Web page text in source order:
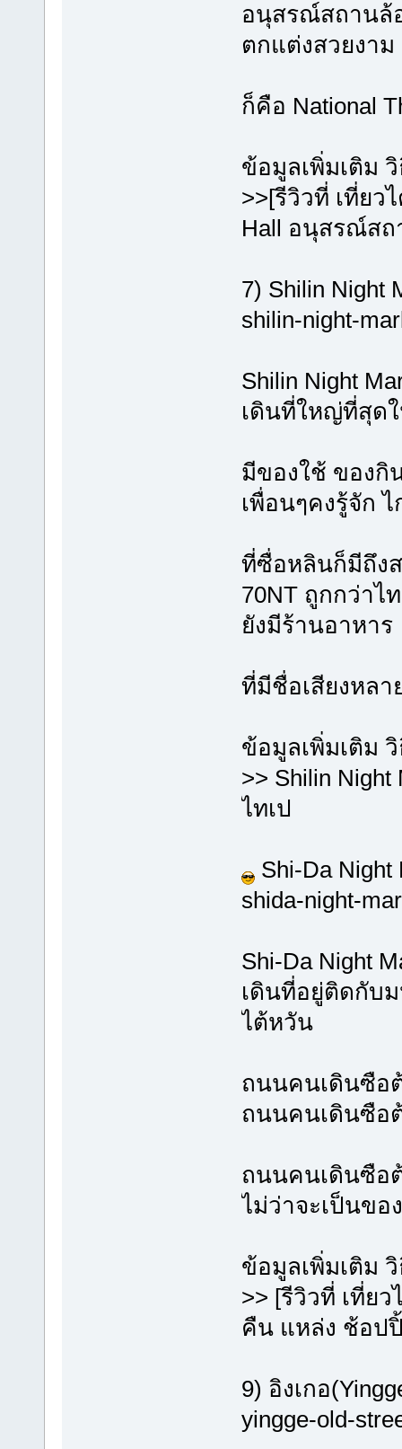
อนุสรณ์สถานล้
ตกแต่งสวยงา
ก็คือ National
ข้อมูลเพิ่มเติม
>>[รีวิวที่ เที่ยว
Hall อนุสรณ์สถ
7) Shilin
shilin-night-
Shilin Night
เดินที่ใหญ่ที่สุด
มีของใช้ ของกิ
เพื่อนๆคงรู้จัก
ที่ซื่อหลินก็มีถึง
70NT ถูกกว่าไ
ยังมีร้านอาหาร
ที่มีชื่อเสียงหล
ข้อมูลเพิ่มเติม
>> Shilin
ไทเป
Shi-Da
shida-night-
Shi-Da Night
เดินที่อยู่ติดกับ
ไต้หวัน
ถนนคนเดินซือ
ถนนคนเดินซือ
ถนนคนเดินซือ
ไม่ว่าจะเป็นข
ข้อมูลเพิ่มเติม
>> [รีวิวที่ เที่ย
คืน แหล่ง ช้อป
9) อิงเกอ
yingge-old-